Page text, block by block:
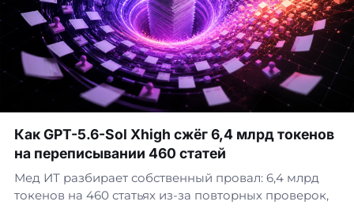
Как GPT-5.6-Sol Xhigh сжёг 6,4 млрд токенов
на переписывании 460 статей
Мед ИТ разбирает собственный провал: 6,4 млрд
токенов на 460 статьях из-за повторных проверок,